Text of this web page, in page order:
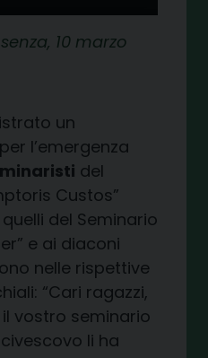
10 marzo
un
l’emergenza
del
Custos”
del Seminario
e ai diaconi
nelle rispettive
“Cari ragazzi,
vostro seminario
li ha